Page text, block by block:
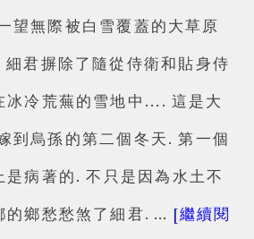
望無際被白雪覆蓋的大草原
君摒除了隨從侍衛和貼身侍
冰冷荒蕪的雪地中.... 這是大
到烏孫的第二個冬天. 第一個
病著的. 不只是因為水土不
的鄉愁愁煞了細君. … [繼續閱